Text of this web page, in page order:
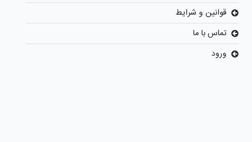
قوانین و شرایط
تماس با ما
ورود